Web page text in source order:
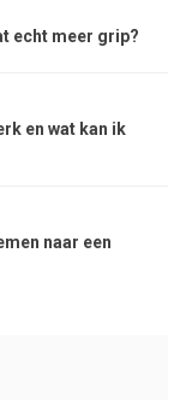
echt meer grip?
en wat kan ik
naar een